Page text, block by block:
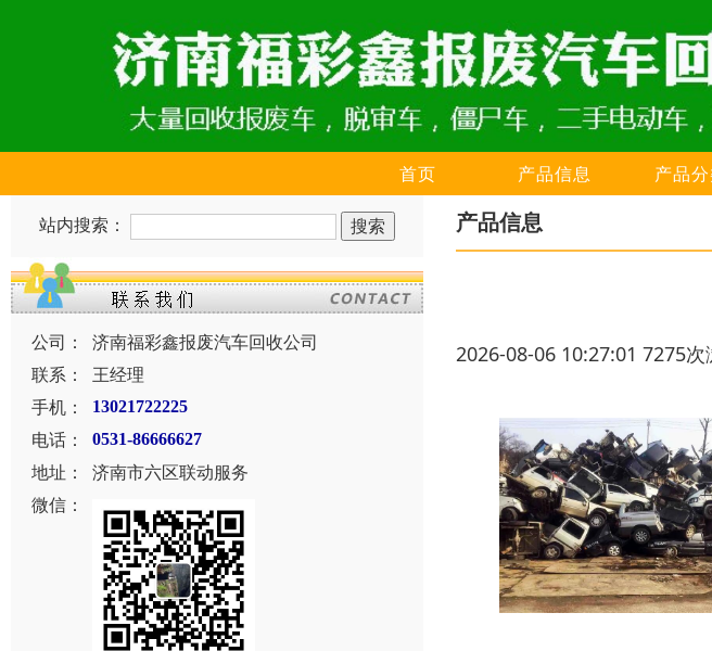
首页 产品信息 产品
站内搜索：
公司：
济南福彩鑫报废汽车回收公司
联系：
王经理
手机：
13021722225
电话： 0531-86666627
地址：
济南市六区联动服务
微信：
产品信息
2026-08-06 10:27:01 7275次